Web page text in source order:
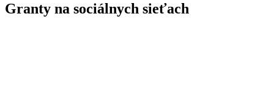
Granty na sociálnych sieťach